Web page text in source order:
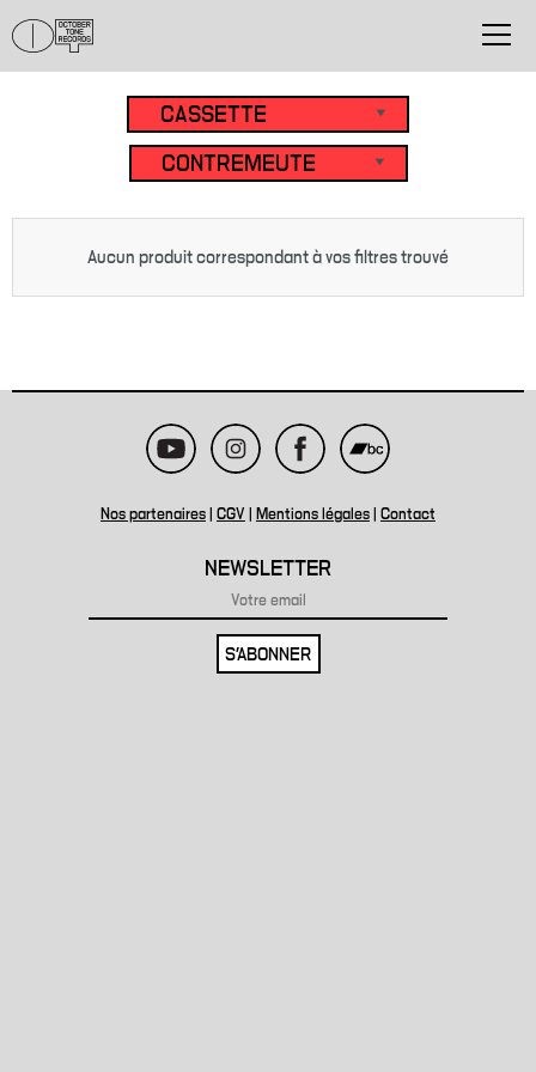
Aucun produit correspondant à vos filtres trouvé
Nos partenaires CGV Mentions légales Contact
NEWSLETTER
S'ABONNER